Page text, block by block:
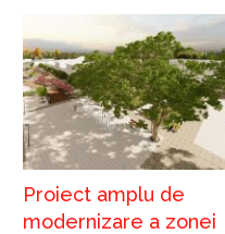
Proiect amplu de
modernizare a zonei